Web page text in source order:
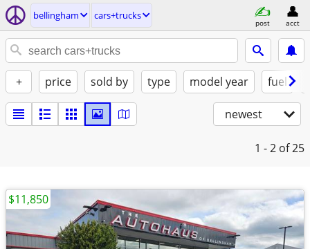
bellingham cars+trucks
post acct
+ price sold by type model year fuel
newest
1 - 2 of 25
$11,850